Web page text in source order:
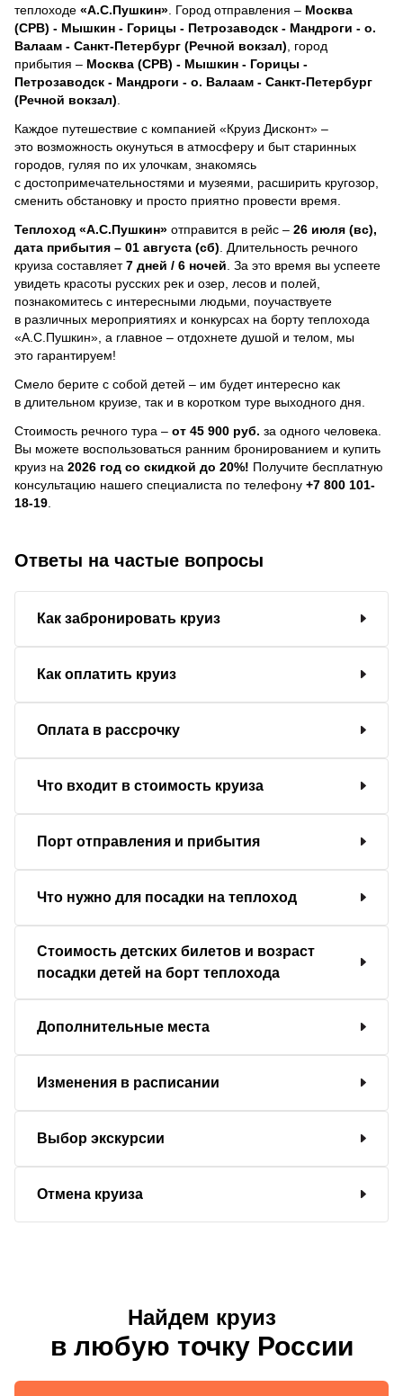
теплоходе «А.С.Пушкин» . Город отправления – Москва
(СРВ) - Мышкин - Горицы - Петрозаводск - Мандроги - о.
Валаам - Санкт-Петербург (Речной вокзал) , город
прибытия – Москва (СРВ) - Мышкин - Горицы -
Петрозаводск - Мандроги - о. Валаам - Санкт-Петербург
(Речной вокзал)
Каждое путешествие с компанией «Круиз Дисконт» –
это возможность окунуться в атмосферу и быт старинных
городов, гуляя по их улочкам, знакомясь
с достопримечательностями и музеями, расширить кругозор,
сменить обстановку и просто приятно провести время.
Теплоход «А.С.Пушкин» отправится в рейс – 26 июля (вс),
дата прибытия – 01 августа (сб) . Длительность речного
круиза составляет7 дней / 6 ночей За это время вы успеете
увидеть красоты русских рек и озер, лесов и полей,
познакомитесь с интересными людьми, поучаствуете
в различных мероприятиях и конкурсах на борту теплохода
«А.С.Пушкин», а главное – отдохнете душой и телом, мы
это гарантируем!
Смело берите с собой детей – им будет интересно как
в длительном круизе, так и в коротком туре выходного дня.
Стоимость речного тура – от 45 900 руб. за одного человека.
Вы можете воспользоваться ранним бронированием и купить
круиз на 2026 год со скидкой до 20%! Получите бесплатную
консультацию нашего специалиста по телефону +7 800 101-
18-19
Ответы на частые вопросы
Как забронировать круиз
Как оплатить круиз
Оплата в рассрочку
Что входит в стоимость круиза
Порт отправления и прибытия
Что нужно для посадки на теплоход
Стоимость детских билетов и возраст
посадки детей на борт теплохода
Дополнительные места
Изменения в расписании
Выбор экскурсии
Отмена круиза
Найдем круиз
в любую точку России